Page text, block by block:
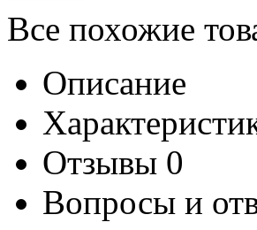
Все похожие
Описание
Отзывы 0
Вопросы и